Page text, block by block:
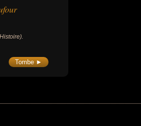
Tombe ►